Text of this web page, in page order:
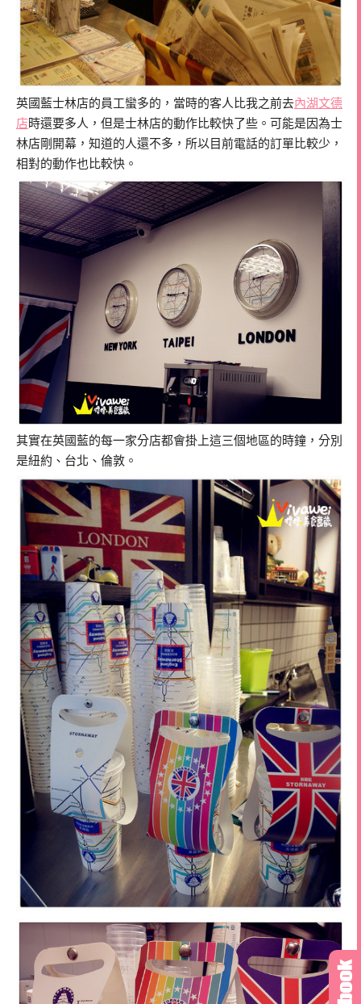
英國藍士林店的員工蠻多的，當時的客人比我之前去內湖文德
店時還要多人，但是士林店的動作比較快了些。可能是因為士
林店剛開幕，知道的人還不多，所以目前電話的訂單比較少，
相對的動作也比較快。
其實在英國藍的每一家分店都會掛上這三個地區的時鐘，分別
是紐約、台北、倫敦。